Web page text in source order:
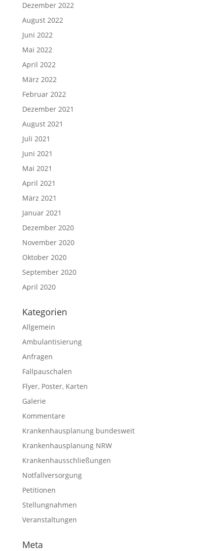
Dezember 2022
August 2022
Juni 2022
Mai 2022
April 2022
März 2022
Februar 2022
Dezember 2021
August 2021
Juli 2021
Juni 2021
Mai 2021
April 2021
März 2021
Januar 2021
Dezember 2020
November 2020
Oktober 2020
September 2020
April 2020
Kategorien
Allgemein
Ambulantisierung
Anfragen
Fallpauschalen
Flyer, Poster, Karten
Galerie
Kommentare
Krankenhausplanung bundesweit
Krankenhausplanung NRW
Krankenhausschließungen
Notfallversorgung
Petitionen
Stellungnahmen
Veranstaltungen
Meta